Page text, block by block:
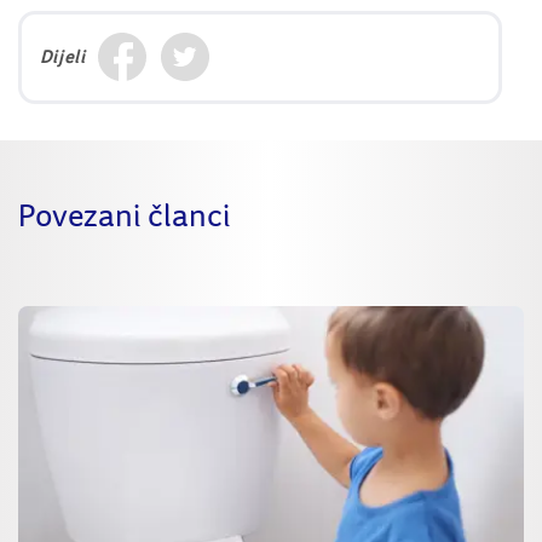
Dijeli
Povezani članci